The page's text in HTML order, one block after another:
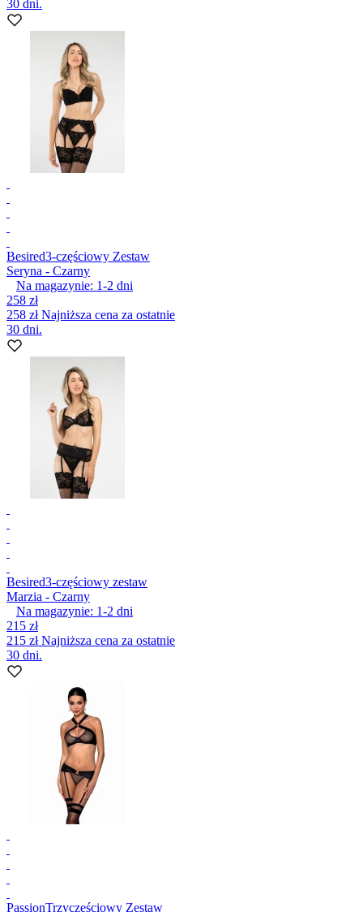
30 dni.
Besired3-częściowy Zestaw
Seryna - Czarny
Na magazynie: 1-2 dni
258 zł
258 złNajniższa cena za ostatnie
30 dni.
Besired3-częściowy zestaw
Marzia - Czarny
Na magazynie: 1-2 dni
215 zł
215 złNajniższa cena za ostatnie
30 dni.
PassionTrzyczęściowy Zestaw